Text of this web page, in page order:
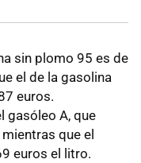
sin plomo 95 es de
el de la gasolina
euros.
gasóleo A, que
que el
euros el litro.